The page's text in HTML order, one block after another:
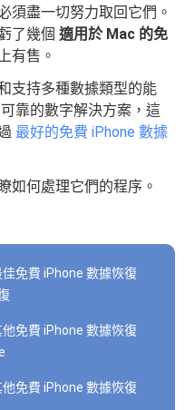
須盡一切努力取回它們。
了幾個適用於 Mac 的免
有售。
支持多種數據類型的能
靠的數字解決方案，這
最好的免費 iPhone 數據
如何處理它們的程序。
免費 iPhone 數據恢復
免費 iPhone 數據恢復
免費 iPhone 數據恢復